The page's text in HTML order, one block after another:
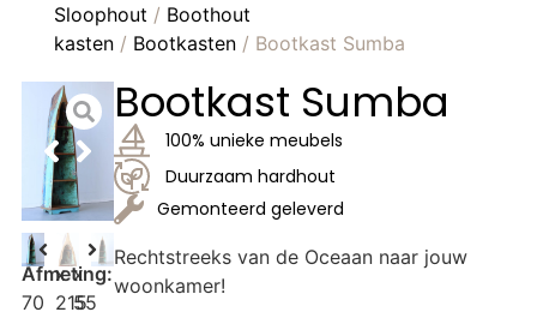
Sloophout / Boothout
kasten/ Bootkasten/ Bootkast Sumba
Afmeting:
70
x
215
x
55
Bootkast Sumba
100% unieke meubels
Duurzaam hardhout
Gemonteerd geleverd
Rechtstreeks van de Oceaan naar jouw
woonkamer!